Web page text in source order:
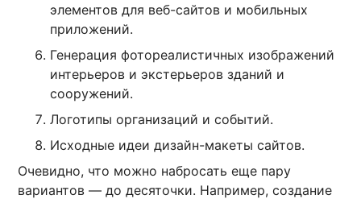
элементов для веб-сайтов и мобильных
приложений.
Генерация фотореалистичных изображений
интерьеров и экстерьеров зданий и
сооружений.
Логотипы организаций и событий.
Исходные идеи дизайн-макеты сайтов.
Очевидно, что можно набросать еще пару
вариантов — до десяточки. Например, создание